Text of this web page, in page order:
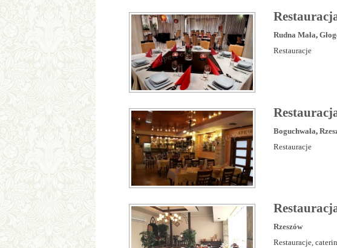
Rudna Mała,
Restauracje
Boguchwała,
Restauracje
Rzeszów
Restauracje,